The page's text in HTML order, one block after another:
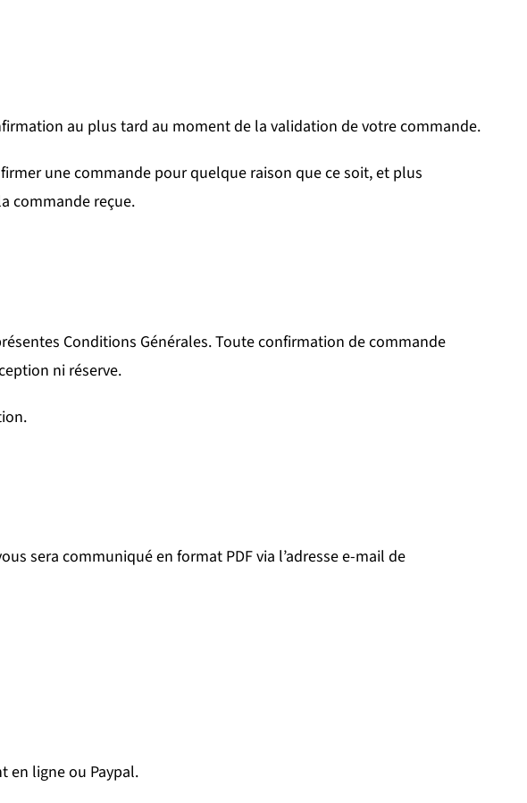
au plus tard au moment de la validation de votre commande.
une commande pour quelque raison que ce soit, et plus
commande reçue.
Conditions Générales. Toute confirmation de commande
ni réserve.
sera communiqué en format PDF via l’adresse e-mail de
en ligne ou Paypal.